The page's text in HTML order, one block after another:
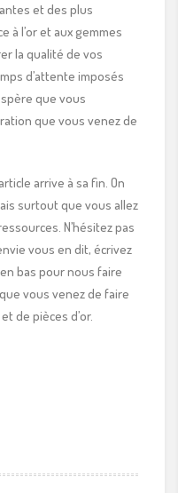
et des plus
à l’or et aux gemmes
la qualité de vos
d’attente imposés
que vous
que vous venez de
arrive à sa fin. On
surtout que vous allez
N’hésitez pas
vous en dit, écrivez
bas pour nous faire
vous venez de faire
de pièces d’or.